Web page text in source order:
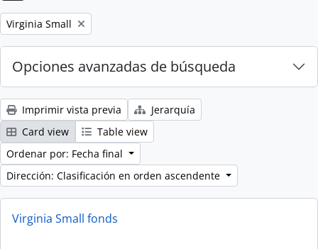
Remove filter:
Virginia Small
Opciones avanzadas de búsqueda
Imprimir vista previa
Jerarquía
Card view
Table view
Ordenar por: Fecha final
Dirección: Clasificación en orden ascendente
Virginia Small fonds